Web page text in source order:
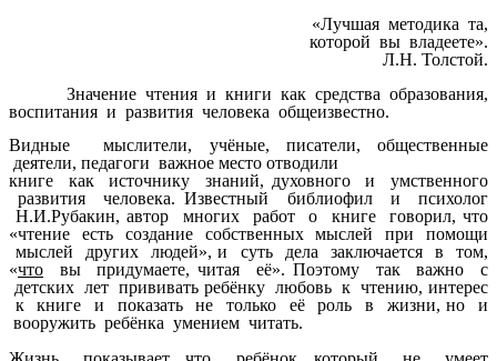
«Лучшая методика та,
которой вы владеете».
Л.Н. Толстой.
Значение чтения и книги как средства образования,
воспитания и развития человека общеизвестно.
Видные мыслители, учёные, писатели, общественные
деятели, педагоги важное место отводили
книге как источнику знаний, духовного и умственного
развития человека. Известный библиофил и психолог
Н.И.Рубакин, автор многих работ о книге говорил, что
«чтение есть создание собственных мыслей при помощи
мыслей других людей», и суть дела заключается в том,
«что вы придумаете, читая её». Поэтому так важно с
детских лет прививать ребёнку любовь к чтению, интерес
к книге и показать не только её роль в жизни, но и
вооружить ребёнка умением читать.